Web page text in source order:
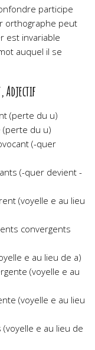
participe
orthographe peut
est invariable
auquel il se
Adjectif
(perte du u)
(perte du u)
(-quer
(-quer devient -
(voyelle e au lieu
convergents
e au lieu de a)
(voyelle e au
(voyelle e au lieu
e au lieu de